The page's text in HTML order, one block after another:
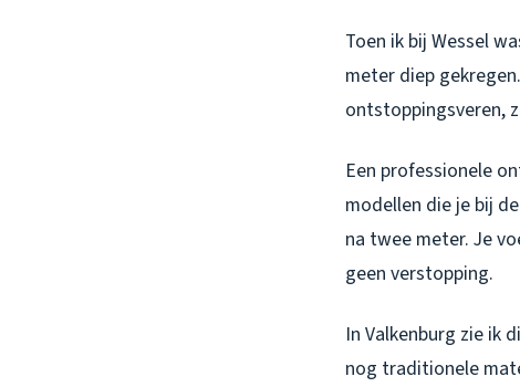
Toen ik bij Wessel
meter diep
ontstoppingsveren,
Een professionele
modellen die je bij
na twee meter. Je
geen verstopping.
In Valkenburg zie ik
nog traditionele